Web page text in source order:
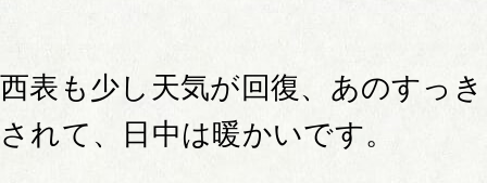
西表も少し天気が回復、あのすっ
されて、日中は暖かいです。